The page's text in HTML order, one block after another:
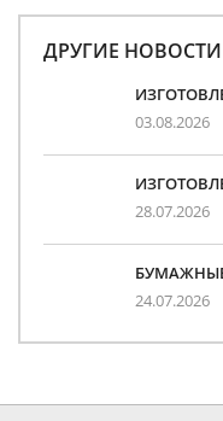
ДРУГИЕ НОВОСТИ
03.08.2026
28.07.2026
24.07.2026